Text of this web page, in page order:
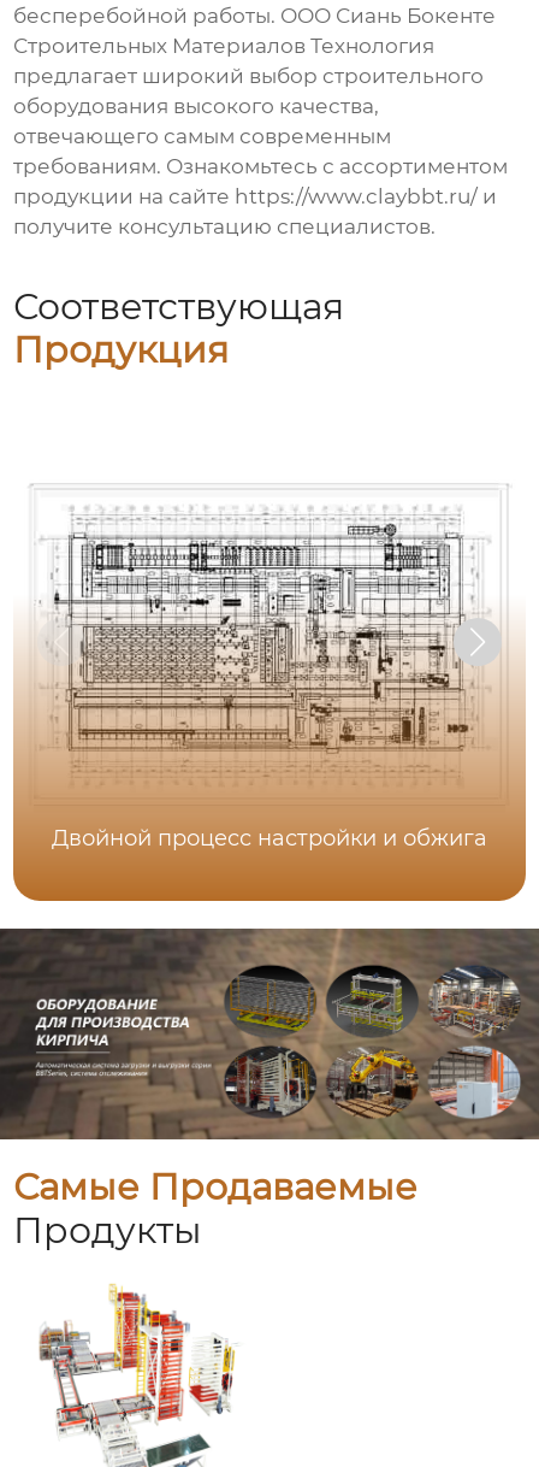
бесперебойной работы. ООО Сиань Бокенте
Строительных Материалов Технология
предлагает широкий выбор строительного
оборудования высокого качества,
отвечающего самым современным
требованиям. Ознакомьтесь с ассортиментом
продукции на сайте https://www.claybbt.ru/ и
получите консультацию специалистов.
Соответствующая
Продукция
Двойной процесс настройки и обжига
Самые Продаваемые
Продукты